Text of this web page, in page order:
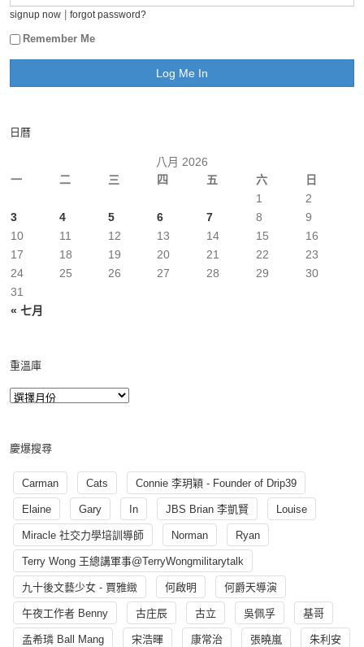
signup now forgot password?
Remember Me
日曆
八月 2026
一
二 三 四 五 六 日
« 七月
1
2
3
4 5 6 7 8
9
10
11 12 13 14 15
16
17
18 19 20 21 22
23
24
25 26 27 28 29
30
31
重溫庫
慶爆搜尋
Carman Cats Connie 李玥穎 - Founder of Drip39
Elaine Gary In JBS Brian 李凱賢 Louise
Miracle 社交力學培訓導師 Norman Ryan
Terry Wong 王總講軍事@TerryWongmilitarytalk
九十後文藝少女 - 賈雅緻 何啟明 何爵天導演
午夜工作者 Benny 古庄辰 古立 吳佩孚 基哥
孟希璘 Ball Mang 宋浩暉 康常治 張曉嵐 朱利安